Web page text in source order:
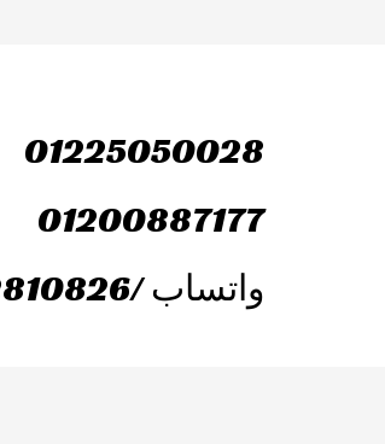
01225050028
01200887177
واتساب /01022810826